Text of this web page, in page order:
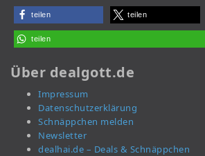
teilen teilen
teilen
Über dealgott.de
Impressum
Datenschutzerklärung
Schnäppchen melden
Newsletter
dealhai.de – Deals & Schnäppchen